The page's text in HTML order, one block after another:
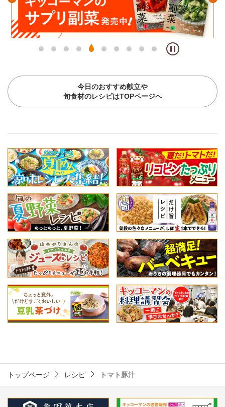
今日のおすすめ献立や
旬食材のレシピはTOPページへ
トップページ レシピ トマト豚汁